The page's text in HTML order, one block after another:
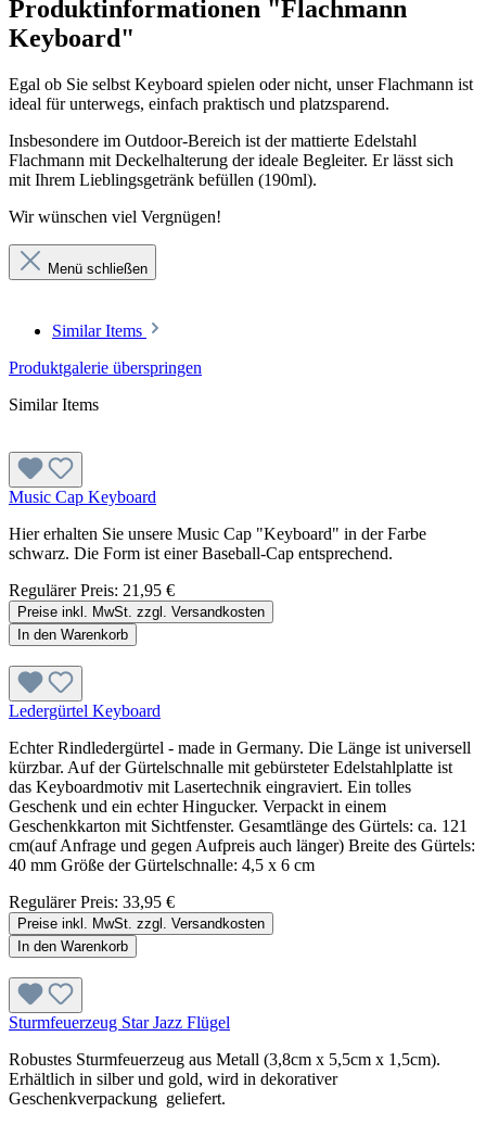
Produktinformationen "Flachmann
Keyboard"
Egal ob Sie selbst Keyboard spielen oder nicht, unser Flachmann ist
ideal für unterwegs, einfach praktisch und platzsparend.
Insbesondere im Outdoor-Bereich ist der mattierte Edelstahl
Flachmann mit Deckelhalterung der ideale Begleiter. Er lässt sich
mit Ihrem Lieblingsgetränk befüllen (190ml).
Wir wünschen viel Vergnügen!
Menü schließen
Similar Items
Produktgalerie überspringen
Similar Items
Music Cap Keyboard
Hier erhalten Sie unsere Music Cap "Keyboard" in der Farbe
schwarz. Die Form ist einer Baseball-Cap entsprechend.
Regulärer Preis: 21,95 €
Preise inkl. MwSt. zzgl. Versandkosten
In den Warenkorb
Ledergürtel Keyboard
Echter Rindledergürtel - made in Germany. Die Länge ist universell
kürzbar. Auf der Gürtelschnalle mit gebürsteter Edelstahlplatte ist
das Keyboardmotiv mit Lasertechnik eingraviert. Ein tolles
Geschenk und ein echter Hingucker. Verpackt in einem
Geschenkkarton mit Sichtfenster. Gesamtlänge des Gürtels: ca. 121
cm(auf Anfrage und gegen Aufpreis auch länger) Breite des Gürtels:
40 mm Größe der Gürtelschnalle: 4,5 x 6 cm
Regulärer Preis: 33,95 €
Preise inkl. MwSt. zzgl. Versandkosten
In den Warenkorb
Sturmfeuerzeug Star Jazz Flügel
Robustes Sturmfeuerzeug aus Metall (3,8cm x 5,5cm x 1,5cm).
Erhältlich in silber und gold, wird in dekorativer
Geschenkverpackung geliefert.